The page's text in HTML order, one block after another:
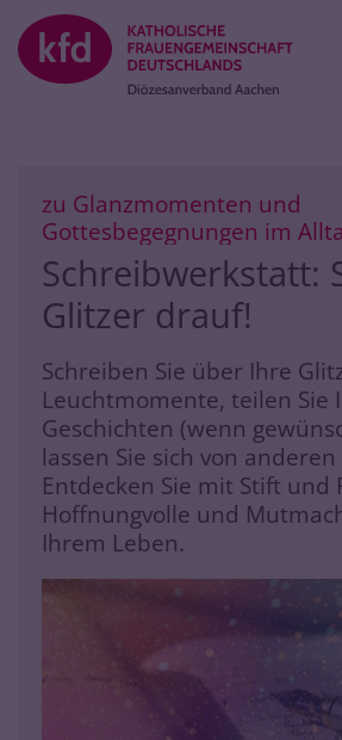
Zum Inhalt springen
zu Glanzmomenten und
Gottesbegegnungen im
Schreibwerkstatt:
Glitzer drauf!
Schreiben Sie über Ihre
Leuchtmomente, teilen Sie
Geschichten (wenn
lassen Sie sich von
Entdecken Sie mit Stift und
Hoffnungvolle und
Ihrem Leben.